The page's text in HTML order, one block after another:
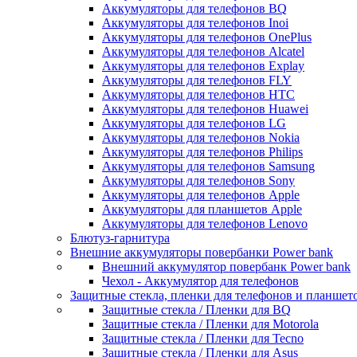
Аккумуляторы для телефонов BQ
Аккумуляторы для телефонов Inoi
Аккумуляторы для телефонов OnePlus
Аккумуляторы для телефонов Alcatel
Аккумуляторы для телефонов Explay
Аккумуляторы для телефонов FLY
Аккумуляторы для телефонов HTC
Аккумуляторы для телефонов Huawei
Аккумуляторы для телефонов LG
Аккумуляторы для телефонов Nokia
Аккумуляторы для телефонов Philips
Аккумуляторы для телефонов Samsung
Аккумуляторы для телефонов Sony
Аккумуляторы для телефонов Apple
Аккумуляторы для планшетов Apple
Аккумуляторы для телефонов Lenovo
Блютуз-гарнитура
Внешние аккумуляторы повербанки Power bank
Внешний аккумулятор повербанк Power bank
Чехол - Аккумулятор для телефонов
Защитные стекла, пленки для телефонов и
Защитные стекла / Пленки для BQ
Защитные стекла / Пленки для Motorola
Защитные стекла / Пленки для Tecno
Защитные стекла / Пленки для Asus